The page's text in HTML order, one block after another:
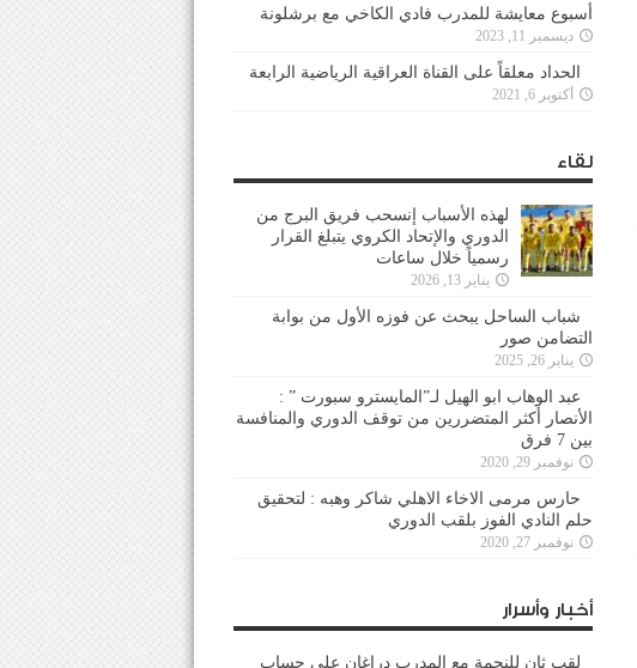
أسبوع معايشة للمدرب فادي الكاخي مع برشلونة
ديسمبر 11, 2023
الحداد معلقاً على القناة العراقية الرياضية الرابعة
أكتوبر 6, 2021
لقاء
لهذه الأسباب إنسحب فريق البرج من
الدوري والإتحاد الكروي يتبلغ القرار
رسمياً خلال ساعات
يناير 13, 2026
شباب الساحل يبحث عن فوزه الأول من بوابة
التضامن صور
يناير 26, 2025
عبد الوهاب ابو الهيل لـ”المايسترو سبورت ” :
الأنصار أكثر المتضررين من توقف الدوري والمنافسة
بين 7 فرق
نوفمبر 29, 2020
حارس مرمى الاخاء الاهلي شاكر وهبه : لتحقيق
حلم النادي الفوز بلقب الدوري
نوفمبر 27, 2020
أخبار وأسرار
لقب ثانٍ للنجمة مع المدرب دراغان على حساب